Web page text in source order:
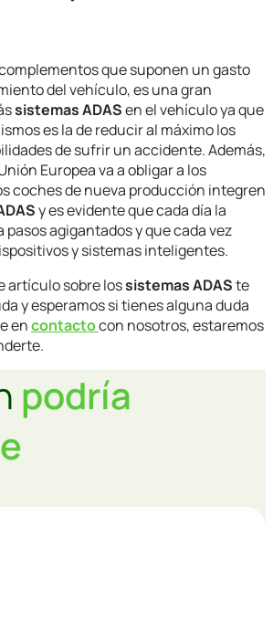
que suponen un gasto
del vehículo, es una gran
sistemas ADASen el vehículo ya que
es la de reducir al máximo los
de sufrir un accidente. Además,
Europea va a obligar a los
coches de nueva producción integren
y es evidente que cada día la
agigantados y que cada vez
y sistemas inteligentes.
artículo sobre lossistemas ADASte
y esperamos si tienes alguna duda
encontactocon nosotros, estaremos
podría